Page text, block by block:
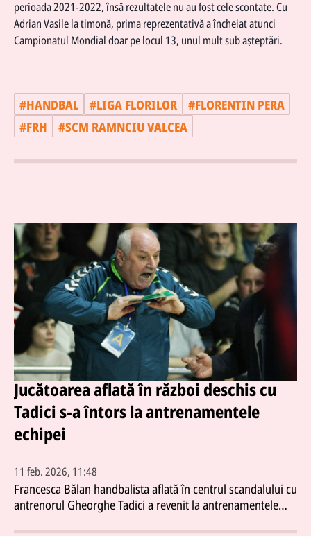
perioada 2021-2022, însă rezultatele nu au fost cele scontate. Cu
Adrian Vasile la timonă, prima reprezentativă a încheiat atunci
Campionatul Mondial doar pe locul 13, unul mult sub aşteptări.
#HANDBAL #LIGA FLORILOR #FLORENTIN PERA
#FRH #SCM RAMNCIU VALCEA
Jucătoarea aflată în război deschis cu
Tadici s-a întors la antrenamentele
echipei
11 feb. 2026, 11:48
Francesca Bălan handbalista aflată în centrul scandalului cu
antrenorul Gheorghe Tadici a revenit la antrenamentele